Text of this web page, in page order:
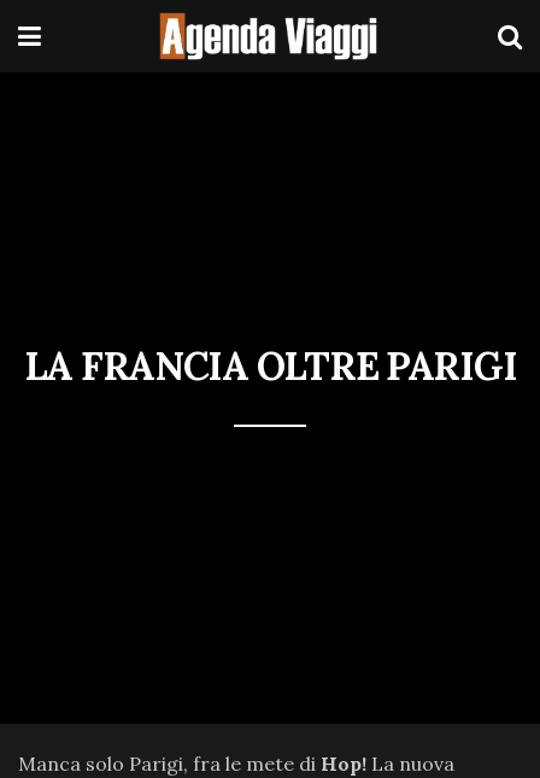
LA FRANCIA OLTRE PARIGI
Manca solo Parigi, fra le mete di Hop! La nuova